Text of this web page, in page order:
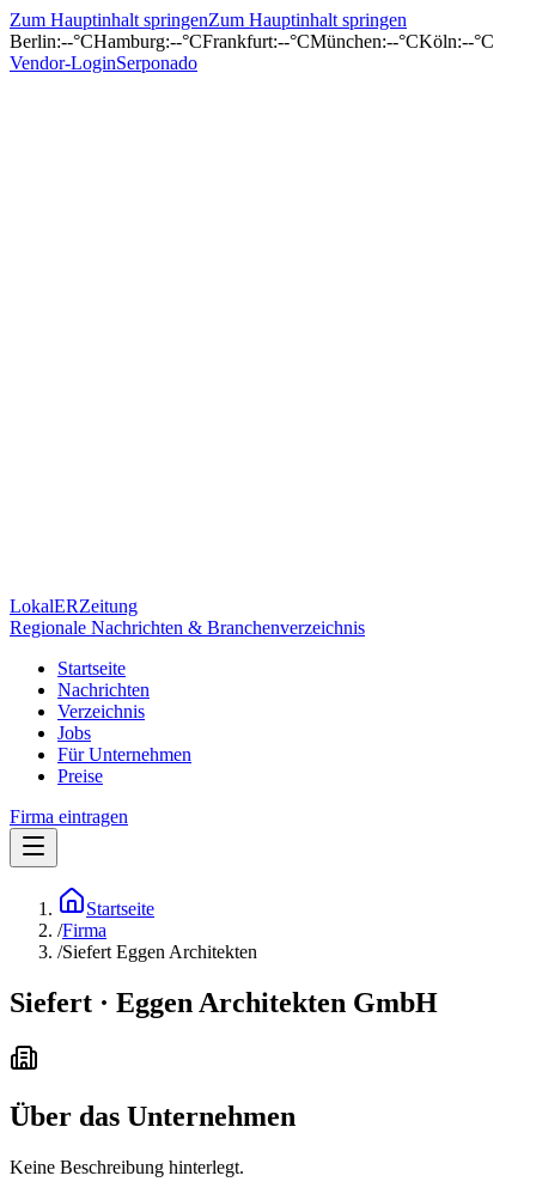
Zum Hauptinhalt springenZum Hauptinhalt springen
Berlin:--°CHamburg:--°CFrankfurt:--°CMünchen:--°CKöln:--°C
Vendor-LoginSerponado
LokalERZeitung
Regionale Nachrichten & Branchenverzeichnis
Startseite
Nachrichten
Verzeichnis
Jobs
Für Unternehmen
Preise
Firma eintragen
Startseite
/Firma
/Siefert Eggen Architekten
Siefert · Eggen Architekten GmbH
Über das Unternehmen
Keine Beschreibung hinterlegt.